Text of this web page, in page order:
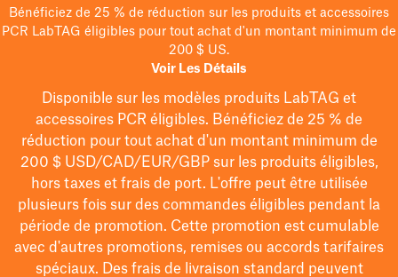
Bénéficiez de 25 % de réduction sur les produits et accessoires
PCR LabTAG éligibles pour tout achat d'un montant minimum de
200 $ US.
Voir Les Détails
Disponible sur les modèles produits LabTAG et
accessoires PCR éligibles. Bénéficiez de 25 % de
réduction pour tout achat d'un montant minimum de
200 $USD/CAD/EUR/GBPsur les produits éligibles,
hors taxes et frais de port. L'offre peut être utilisée
plusieurs fois sur des commandes éligibles pendant la
période de promotion. Cette promotion est cumulable
avec d'autres promotions, remises ou accords tarifaires
spéciaux. Des frais de livraison standard peuvent